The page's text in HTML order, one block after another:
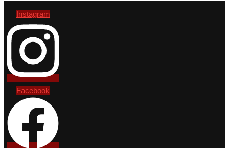
Instagram
Facebook